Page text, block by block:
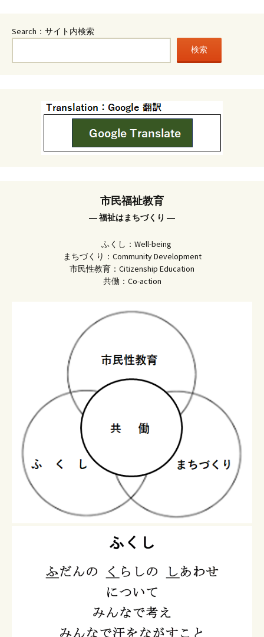
Search：サイト内検索
検索
市民福祉教育
― 福祉はまちづくり ―
ふくし：Well-being
まちづくり：Community Development
市民性教育：Citizenship Education
共働：Co-action